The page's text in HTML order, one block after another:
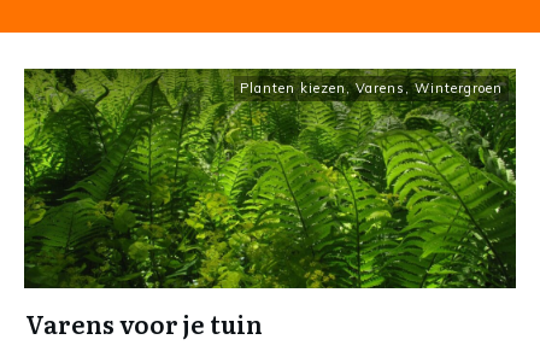
Planten kiezen,Varens,Wintergroen
Varens voor je tuin